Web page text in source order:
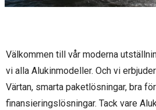
Välkommen till vår moderna
vi alla Alukinmodeller. Och vi
Värtan, smarta paketlösningar, bra
finansieringslösningar. Tack vare